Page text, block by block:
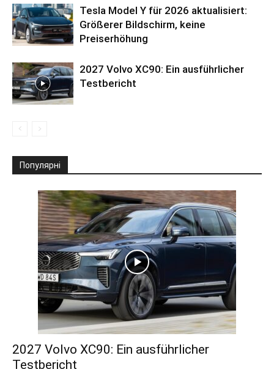
Tesla Model Y für 2026 aktualisiert:
Größerer Bildschirm, keine
Preiserhöhung
2027 Volvo XC90: Ein ausführlicher
Testbericht
Популярні
2027 Volvo XC90: Ein ausführlicher
Testbericht